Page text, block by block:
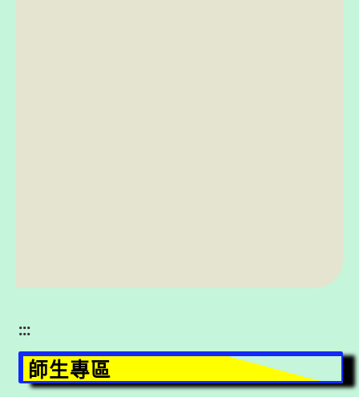
:::
師生專區